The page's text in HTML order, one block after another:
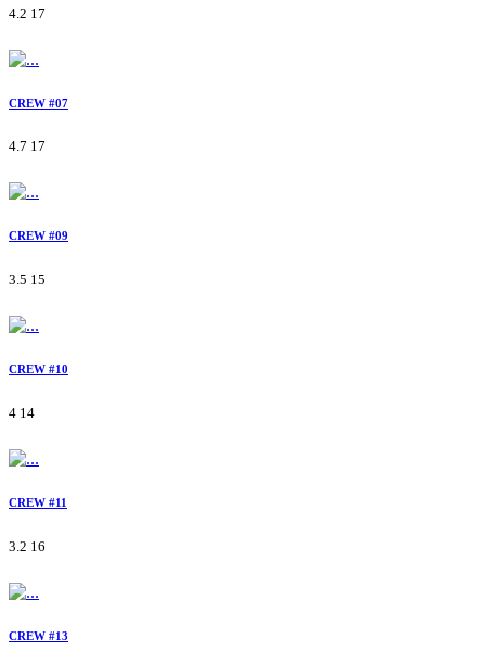
4.2 17
CREW #07
4.7 17
CREW #09
3.5 15
CREW #10
4 14
CREW #11
3.2 16
CREW #13